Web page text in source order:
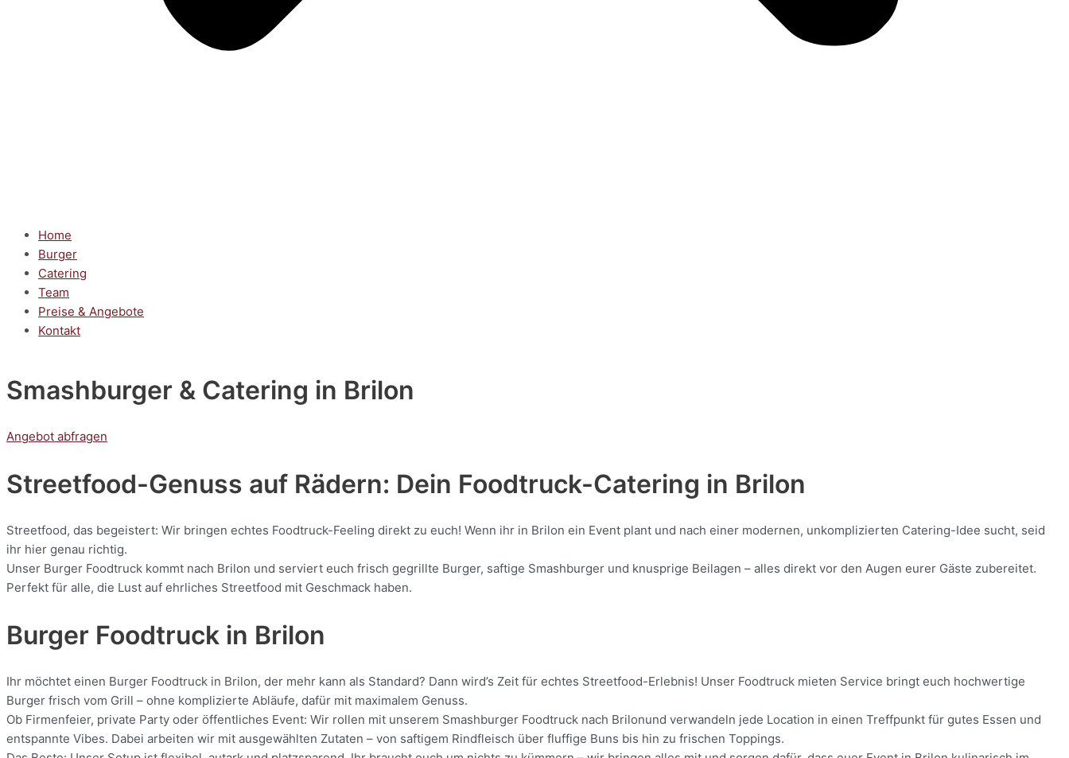
Home
Burger
Catering
Team
Preise & Angebote
Kontakt
Smashburger & Catering in Brilon
Angebot abfragen
Streetfood-Genuss auf Rädern: Dein Foodtruck-Catering in Brilon
Streetfood, das begeistert: Wir bringen echtes Foodtruck-Feeling direkt zu euch! Wenn ihr in Brilon ein Event plant und nach einer modernen, unkomplizierten Catering-Idee sucht, seid
ihr hier genau richtig.
Unser Burger Foodtruck kommt nach Brilon und serviert euch frisch gegrillte Burger, saftige Smashburger und knusprige Beilagen – alles direkt vor den Augen eurer Gäste zubereitet.
Perfekt für alle, die Lust auf ehrliches Streetfood mit Geschmack haben.
Burger Foodtruck in Brilon
Ihr möchtet einen Burger Foodtruck in Brilon, der mehr kann als Standard? Dann wird’s Zeit für echtes Streetfood-Erlebnis! Unser Foodtruck mieten Service bringt euch hochwertige
Burger frisch vom Grill – ohne komplizierte Abläufe, dafür mit maximalem Genuss.
Ob Firmenfeier, private Party oder öffentliches Event: Wir rollen mit unserem Smashburger Foodtruck nach Brilonund verwandeln jede Location in einen Treffpunkt für gutes Essen und
entspannte Vibes. Dabei arbeiten wir mit ausgewählten Zutaten – von saftigem Rindfleisch über fluffige Buns bis hin zu frischen Toppings.